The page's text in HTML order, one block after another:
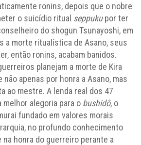
ronins, depois que o nobre
o suicídio ritual seppukupor ter
do shogun Tsunayoshi, em
a morte ritualística de Asano, seus
então ronins, acabam banidos.
planejam a morte de Kira
apenas por honra a Asano, mas
ao mestre. A lenda real dos 47
alegoria para o bushidô, o
fundado em valores morais
no profundo conhecimento
honra do guerreiro perante a